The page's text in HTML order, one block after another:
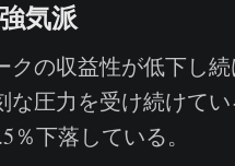
気派
の収益性が低下し
圧力を受け続けて
下落している。